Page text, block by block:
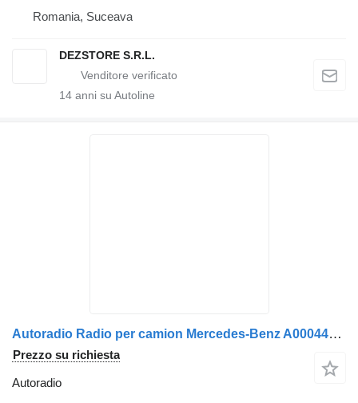
Romania, Suceava
DEZSTORE S.R.L.
14 anni su Autoline
Autoradio Radio per camion Mercedes-Benz A0004467662 / A0004465862 / A0004466662
Prezzo su richiesta
Autoradio